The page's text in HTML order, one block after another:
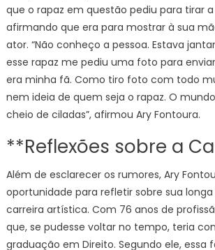
que o rapaz em questão pediu para tirar
afirmando que era para mostrar à sua
ator. “Não conheço a pessoa. Estava
esse rapaz me pediu uma foto para
era minha fã. Como tiro foto com todo
nem ideia de quem seja o rapaz. O
cheio de ciladas”, afirmou Ary Fontoura.
**Reflexões sobre a
Além de esclarecer os rumores, Ary
oportunidade para refletir sobre sua
carreira artística. Com 76 anos de
que, se pudesse voltar no tempo, teria
graduação em Direito. Segundo ele, essa